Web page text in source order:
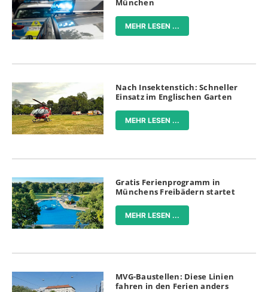
München
MEHR LESEN ...
Nach Insektenstich: Schneller
Einsatz im Englischen Garten
MEHR LESEN ...
Gratis Ferienprogramm in
Münchens Freibädern startet
MEHR LESEN ...
MVG-Baustellen: Diese Linien
fahren in den Ferien anders